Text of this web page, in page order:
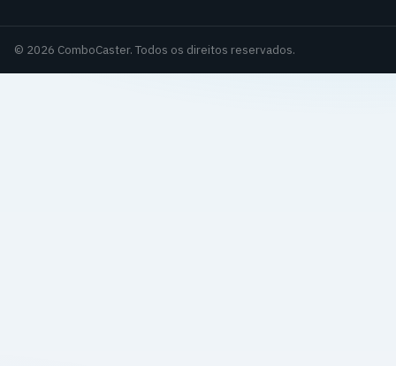
© 2026 ComboCaster. Todos os direitos reservados.